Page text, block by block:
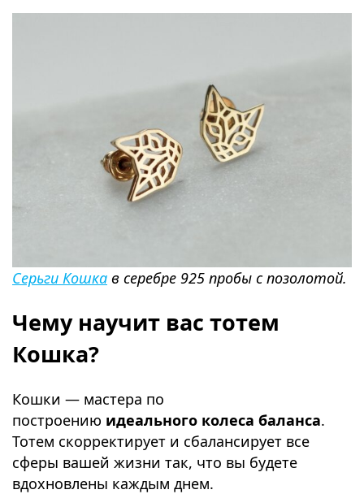
Серьги Кошка в серебре 925 пробы с позолотой.
Чему научит вас тотем
Кошка?
Кошки — мастера по
построению идеального колеса баланса.
Тотем скорректирует и сбалансирует все
сферы вашей жизни так, что вы будете
вдохновлены каждым днем.